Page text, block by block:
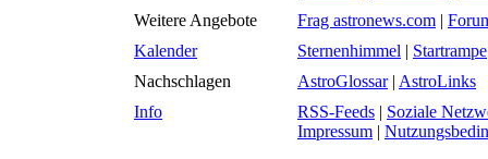
Weitere Angebote
Frag astronews.com |
Kalender
Sternenhimmel | Startrampe
Nachschlagen
AstroGlossar| AstroLinks
Info
RSS-Feeds | Soziale
Impressum |